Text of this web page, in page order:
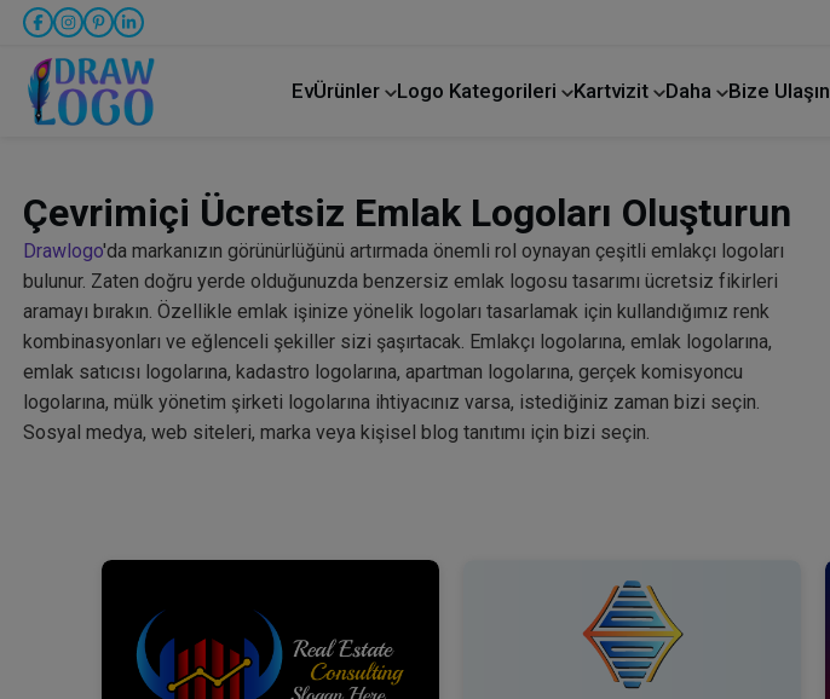
EvÜrünler Logo Kategorileri Kartvizit Daha Bize Ulaşın
Çevrimiçi Ücretsiz Emlak Logoları Oluşturun
Drawlogo'da markanızın görünürlüğünü artırmada önemli rol oynayan çeşitli emlakçı logoları
bulunur. Zaten doğru yerde olduğunuzda benzersiz emlak logosu tasarımı ücretsiz fikirleri
aramayı bırakın. Özellikle emlak işinize yönelik logoları tasarlamak için kullandığımız renk
kombinasyonları ve eğlenceli şekiller sizi şaşırtacak. Emlakçı logolarına, emlak logolarına,
emlak satıcısı logolarına, kadastro logolarına, apartman logolarına, gerçek komisyoncu
logolarına, mülk yönetim şirketi logolarına ihtiyacınız varsa, istediğiniz zaman bizi seçin.
Sosyal medya, web siteleri, marka veya kişisel blog tanıtımı için bizi seçin.